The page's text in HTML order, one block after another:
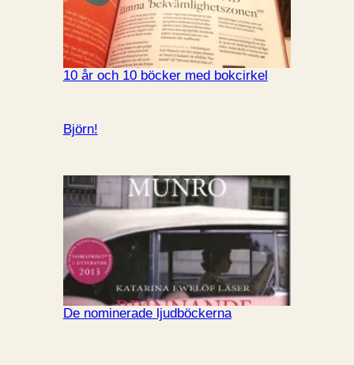
10 år och 10 böcker med bokcirkel
Björn!
De nominerade ljudböckerna